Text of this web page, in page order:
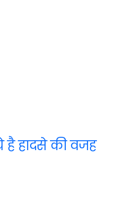
है हादसे की वजह